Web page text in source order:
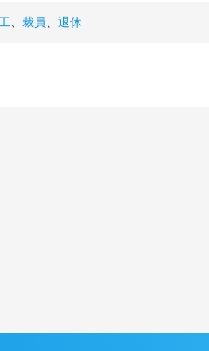
、 裁員 、 退休